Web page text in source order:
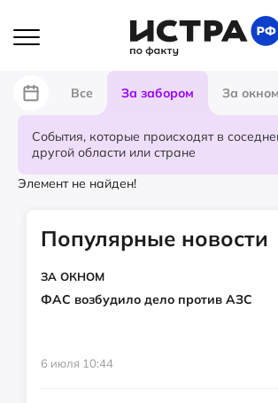
Все За забором За окном
События, которые происходят в
другой области или стране
Элемент не найден!
Популярные новости
ЗА ОКНОМ
ФАС возбудило дело против АЗС
6 июля 10:44